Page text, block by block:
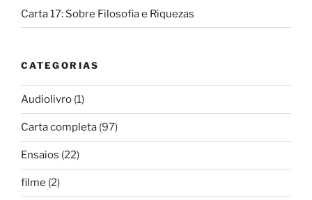
Carta 17: Sobre Filosofia e Riquezas
CATEGORIAS
Audiolivro (1)
Carta completa (97)
Ensaios (22)
filme (2)